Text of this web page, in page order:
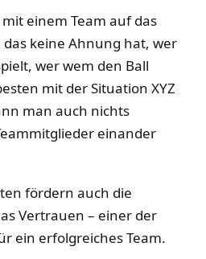
einem Team auf das
keine Ahnung hat, wer
wer wem den Ball
mit der Situation XYZ
man auch nichts
einander
fördern auch die
Vertrauen – einer der
ein erfolgreiches Team.